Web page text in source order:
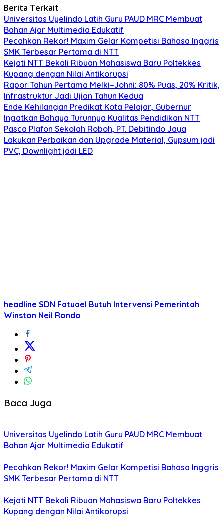
Berita Terkait
Universitas Uyelindo Latih Guru PAUD MRC Membuat
Bahan Ajar Multimedia Edukatif
Pecahkan Rekor! Maxim Gelar Kompetisi Bahasa Inggris
SMK Terbesar Pertama di NTT
Kejati NTT Bekali Ribuan Mahasiswa Baru Poltekkes
Kupang dengan Nilai Antikorupsi
Rapor Tahun Pertama Melki–Johni: 80% Puas, 20% Kritik,
Infrastruktur Jadi Ujian Tahun Kedua
Ende Kehilangan Predikat Kota Pelajar, Gubernur
Ingatkan Bahaya Turunnya Kualitas Pendidikan NTT
Pasca Plafon Sekolah Roboh, PT. Debitindo Jaya
Lakukan Perbaikan dan Upgrade Material, Gypsum jadi
PVC, Downlight jadi LED
headline SDN Fatuael Butuh Intervensi Pemerintah
Winston Neil Rondo
Baca Juga
Universitas Uyelindo Latih Guru PAUD MRC Membuat
Bahan Ajar Multimedia Edukatif
Pecahkan Rekor! Maxim Gelar Kompetisi Bahasa Inggris
SMK Terbesar Pertama di NTT
Kejati NTT Bekali Ribuan Mahasiswa Baru Poltekkes
Kupang dengan Nilai Antikorupsi